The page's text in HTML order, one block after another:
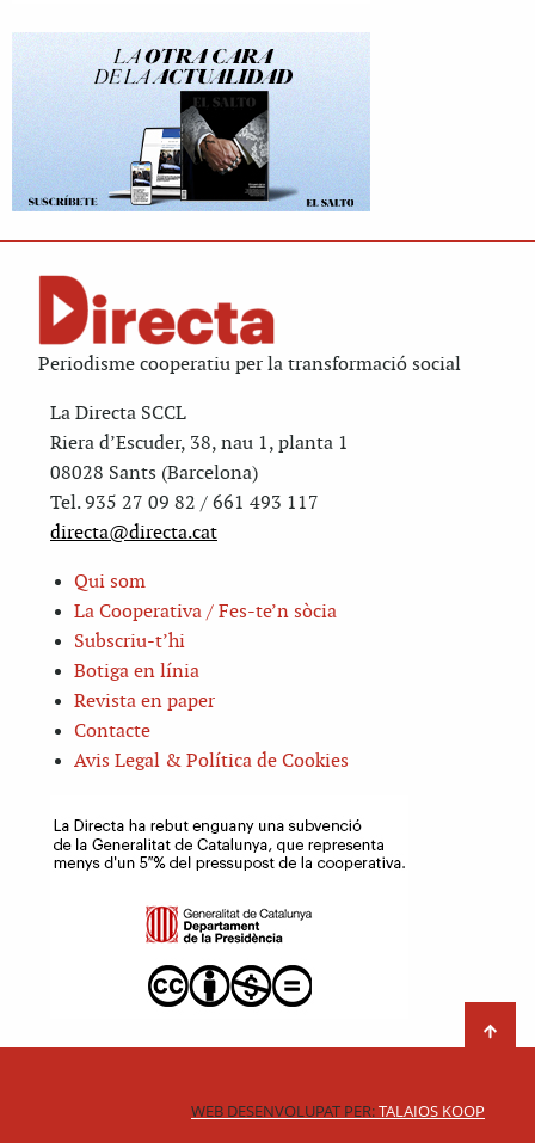
Periodisme cooperatiu per la transformació social
La Directa SCCL
Riera d’Escuder, 38, nau 1, planta 1
08028 Sants (Barcelona)
Tel. 935 27 09 82 / 661 493 117
directa@directa.cat
Qui som
La Cooperativa / Fes-te’n sòcia
Subscriu-t’hi
Botiga en línia
Revista en paper
Contacte
Avis Legal & Política de Cookies
WEB DESENVOLUPAT PER:TALAIOS KOOP